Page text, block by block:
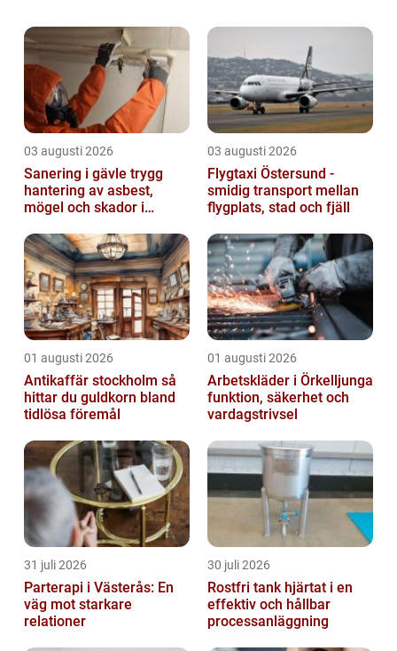
kommer vi att ge en grundlig öv...
03 augusti 2026
Sanering i gävle trygg
hantering av asbest,
mögel och skador i
03 augusti 2026
Flygtaxi Östersund -
smidig transport mellan
flygplats, stad och fjäll
01 augusti 2026
Antikaffär stockholm så
hittar du guldkorn bland
tidlösa föremål
01 augusti 2026
Arbetskläder i Örkelljunga
funktion, säkerhet och
vardagstrivsel
31 juli 2026
Parterapi i Västerås: En
väg mot starkare
relationer
30 juli 2026
Rostfri tank hjärtat i en
effektiv och hållbar
processanläggning